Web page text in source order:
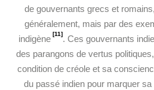
de gouvernants grecs et
généralement, mais par des
indigène [11]. Ces gouvernants
des parangons de vertus
condition de créole et sa
du passé indien pour marquer sa